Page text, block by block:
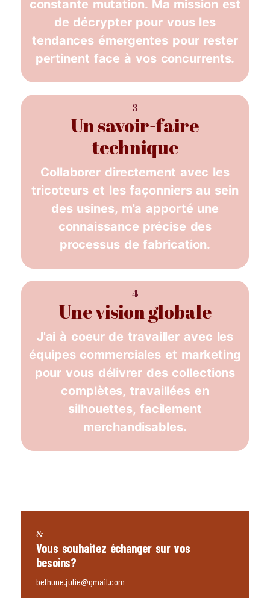
constante mutation. Ma mission est
de décrypter pour vous les
tendances émergentes pour rester
pertinent face à vos concurrents.
3
Un savoir-faire
technique
Collaborer directement avec les
tricoteurs et les façonniers au sein
des usines, m'a apporté une
connaissance précise des
processus de fabrication.
4
Une vision globale
J'ai à coeur de travailler avec les
équipes commerciales et marketing
pour vous délivrer des collections
complètes, travaillées en
silhouettes, facilement
merchandisables.
Vous souhaitez échanger sur vos
besoins?
bethune.julie@gmail.com